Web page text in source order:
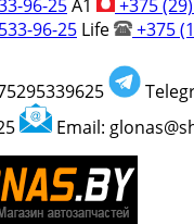
96-25A1 +375
96-25 Life
+375
Email: